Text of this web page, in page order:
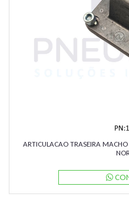
ARTICULACAO TRASEIRA